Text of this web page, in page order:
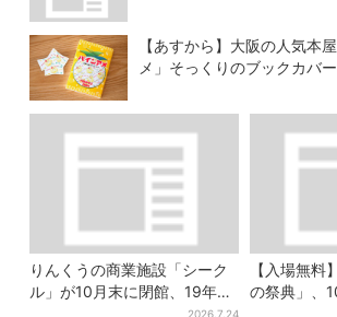
【あすから】大阪の人気本
メ」そっくりのブックカバ
りんくうの商業施設「シーク
ル」が10月末に閉館、19年の
2026.7.24
【入場無料
の祭典」、